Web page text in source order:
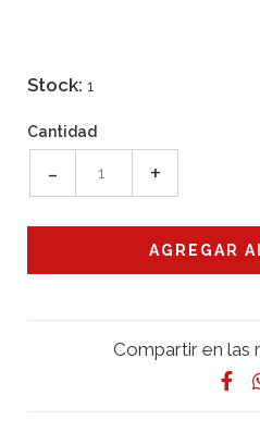
Stock: 1
Cantidad
- +
Compartir en las